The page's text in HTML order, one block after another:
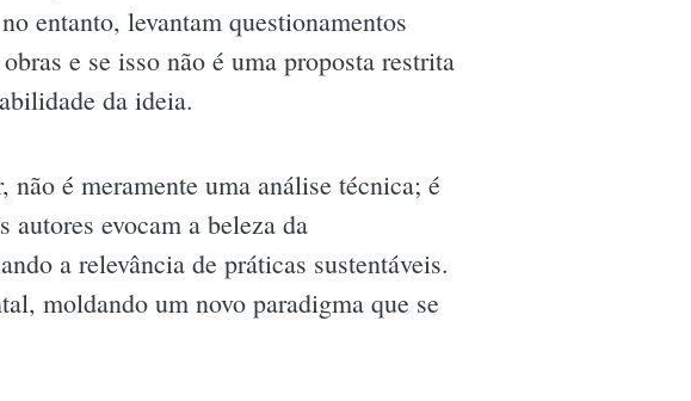
entanto, levantam questionamentos
e se isso não é uma proposta restrita
da ideia.
é meramente uma análise técnica; é
evocam a beleza da
a relevância de práticas sustentáveis.
moldando um novo paradigma que se